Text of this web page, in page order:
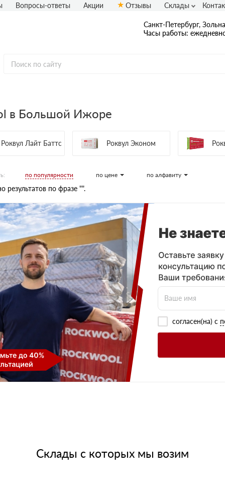
Санкт-Петербург,
Часы работы:
Вопросы-ответы Акции Отзывы Склады
в Большой Ижоре
Роквул Лайт Баттс Роквул Эконом
по популярности по цене по алфавиту
результатов по фразе "".
согласен(на) с
Склады с которых мы возим